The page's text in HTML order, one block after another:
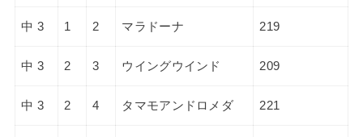
中 3 1 2 マラドーナ 219
中 3 2 3 ウイングウインド 209
中 3 2 4 タマモアンドロメダ 221